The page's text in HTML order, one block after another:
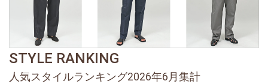
STYLE RANKING
人気スタイルランキング2026年6月集計